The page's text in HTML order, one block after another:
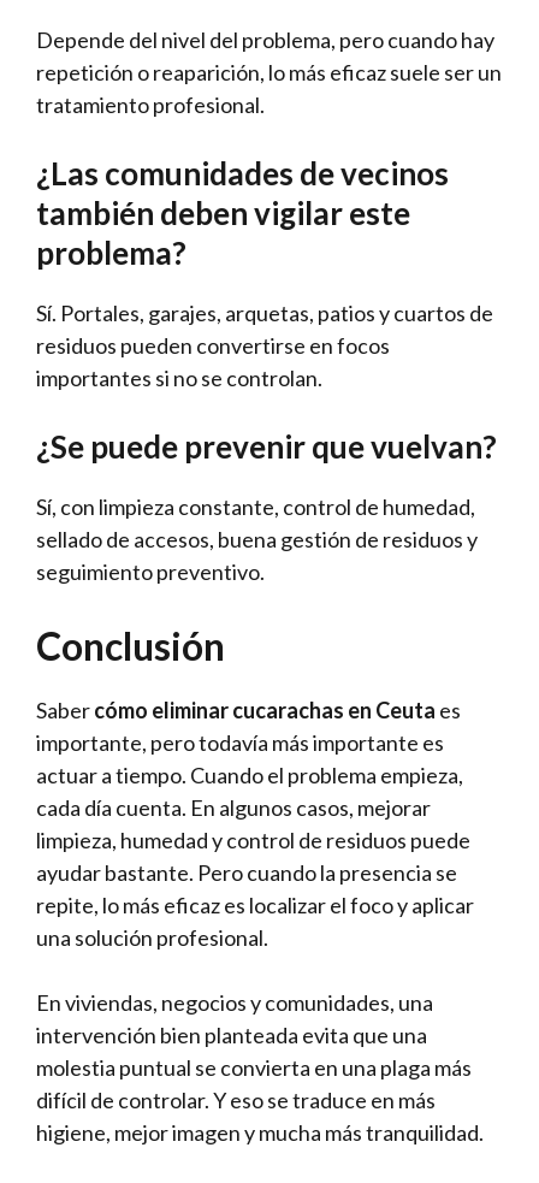
Depende del nivel del problema, pero cuando hay
repetición o reaparición, lo más eficaz suele ser un
tratamiento profesional.
¿Las comunidades de vecinos
también deben vigilar este
problema?
Sí. Portales, garajes, arquetas, patios y cuartos de
residuos pueden convertirse en focos
importantes si no se controlan.
¿Se puede prevenir que vuelvan?
Sí, con limpieza constante, control de humedad,
sellado de accesos, buena gestión de residuos y
seguimiento preventivo.
Conclusión
Sabercómo eliminar cucarachas en Ceuta es
importante, pero todavía más importante es
actuar a tiempo. Cuando el problema empieza,
cada día cuenta. En algunos casos, mejorar
limpieza, humedad y control de residuos puede
ayudar bastante. Pero cuando la presencia se
repite, lo más eficaz es localizar el foco y aplicar
una solución profesional.
En viviendas, negocios y comunidades, una
intervención bien planteada evita que una
molestia puntual se convierta en una plaga más
difícil de controlar. Y eso se traduce en más
higiene, mejor imagen y mucha más tranquilidad.